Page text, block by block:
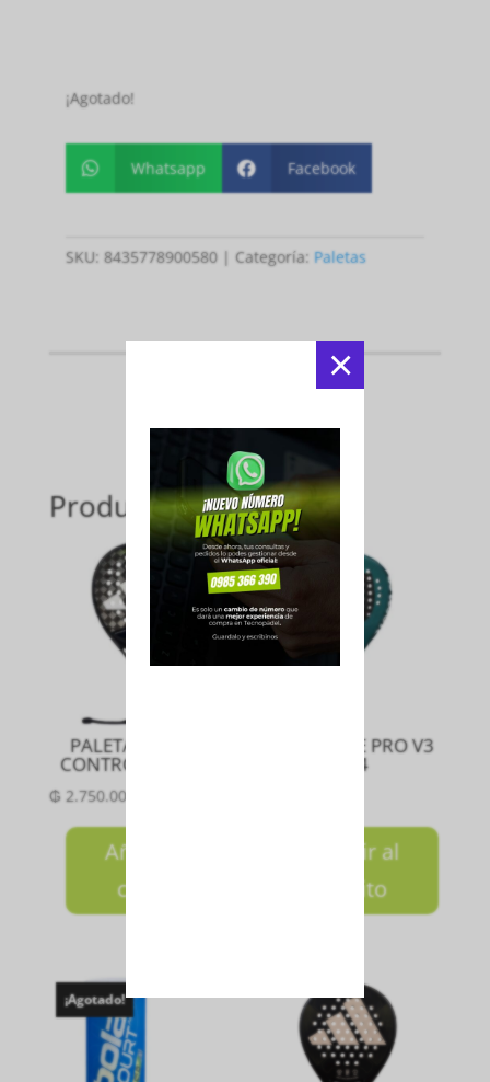
×
¡Agotado!
 Whatsapp  Facebook
SKU: 8435778900580 Categoría: Paletas
Productos relacionados
PALETA CROSS IT
CONTROL 3.4 2025
₲2.750.000
Añadir al
carrito
PALA BLADE PRO V3
2024
Añadir al
carrito
¡Agotado!